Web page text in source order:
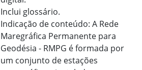
Inclui glossário.
Indicação de conteúdo: A Rede
Maregráfica Permanente para
Geodésia - RMPG é formada por
um conjunto de estações